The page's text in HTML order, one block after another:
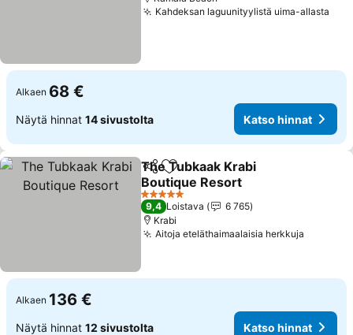
Kahdeksan laguunityylistä uima-allasta
Alkaen 68 €
Näytä hinnat 14 sivustolta Katso hinnat
Jaa Lisää suosikkeihin
The Tubkaak Krabi
Boutique Resort
5 Tähtiluokitus
9,4 Loistava
6 765
Krabi
Aitoja eteläthaimaalaisia herkkuja
Alkaen 136 €
Näytä hinnat 12 sivustolta Katso hinnat